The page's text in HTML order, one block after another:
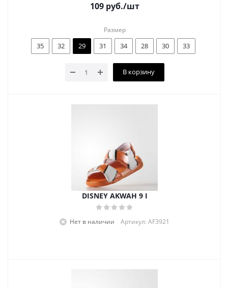
109руб./шт
Размер
35 32 29 31 34 28 30 33
В корзину
DISNEY AKWAH 9 I
Нет в наличии Артикул: AF3921